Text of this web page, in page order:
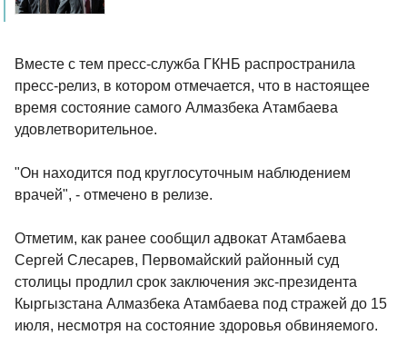
Вместе с тем пресс-служба ГКНБ распространила
пресс-релиз, в котором отмечается, что в настоящее
время состояние самого Алмазбека Атамбаева
удовлетворительное.
"Он находится под круглосуточным наблюдением
врачей", - отмечено в релизе.
Отметим, как ранее сообщил адвокат Атамбаева
Сергей Слесарев, Первомайский районный суд
столицы продлил срок заключения экс-президента
Кыргызстана Алмазбека Атамбаева под стражей до 15
июля, несмотря на состояние здоровья обвиняемого.